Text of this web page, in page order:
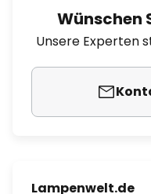
Wünschen
Unsere Experten
Lampenwelt.de